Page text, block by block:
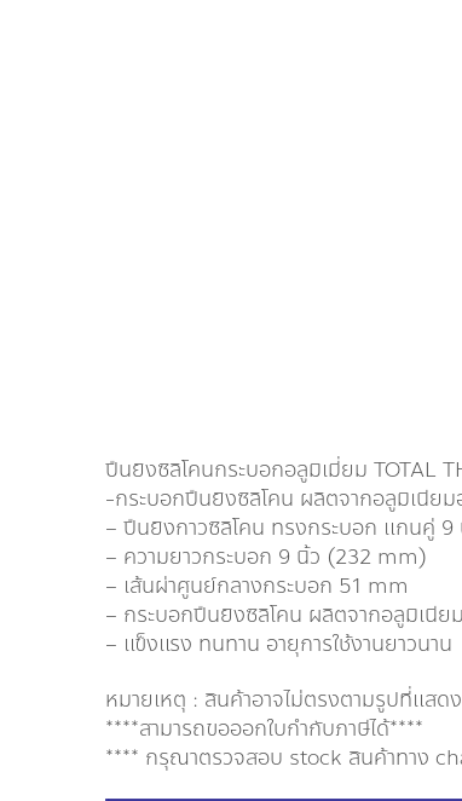
ปืนยิงซิลิโคนกระบอกอลูมิเมี่ยม TOTAL
-กระบอกปืนยิงซิลิโคน ผลิตจากอลูมิเนียม
– ปืนยิงกาวซิลิโคน ทรงกระบอก แกนคู่ 9
– ความยาวกระบอก 9 นิ้ว (232 mm)
– เส้นผ่าศูนย์กลางกระบอก 51 mm
– กระบอกปืนยิงซิลิโคน ผลิตจากอลูมิเนีย
– แข็งแรง ทนทาน อายุการใช้งานยาวนาน
หมายเหตุ : สินค้าอาจไม่ตรงตามรูปที่แสด
****สามารถขอออกใบกำกับภาษีได้****
**** กรุณาตรวจสอบ stock สินค้าทาง